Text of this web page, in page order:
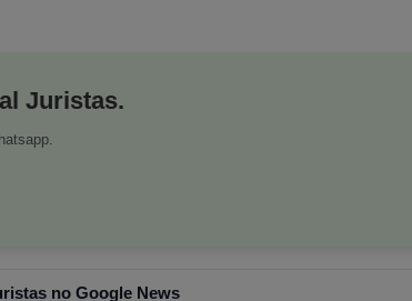
Juristas.
no Google News